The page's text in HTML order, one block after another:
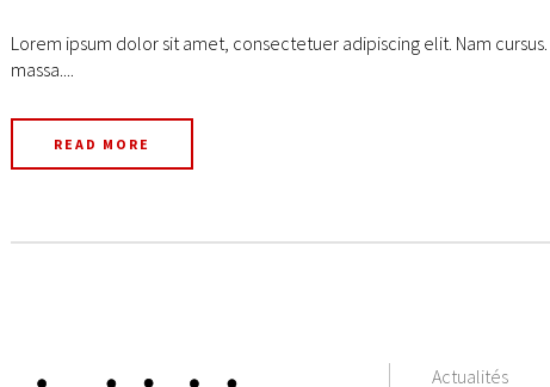
Lorem ipsum dolor sit amet, consectetuer adipiscing elit. Nam
massa....
READ MORE
Actualités